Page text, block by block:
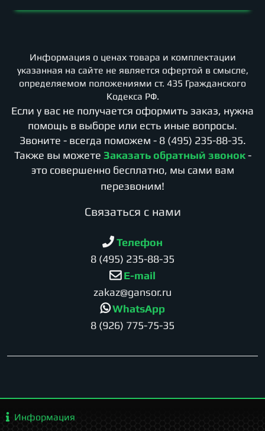
Информация о ценах товара и комплектации
указанная на сайте не является офертой в смысле,
определяемом положениями ст. 435 Гражданского
Кодекса РФ.
Если у вас не получается оформить заказ, нужна
помощь в выборе или есть иные вопросы.
Звоните - всегда поможем - 8 (495) 235-88-35.
Также вы можете Заказать обратный звонок -
это совершенно бесплатно, мы сами вам
перезвоним!
Cвязаться с нами
Телефон
8 (495) 235-88-35
E-mail
zakaz@gansor.ru
WhatsApp
8 (926) 775-75-35
Информация